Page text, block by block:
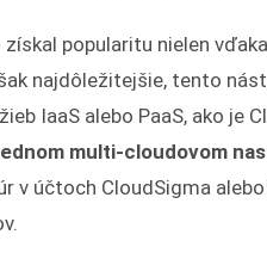
popularitu nielen
najdôležitejšie, tento
IaaS alebo PaaS, ako je
multi-cloudovom
v účtoch CloudSigma alebo